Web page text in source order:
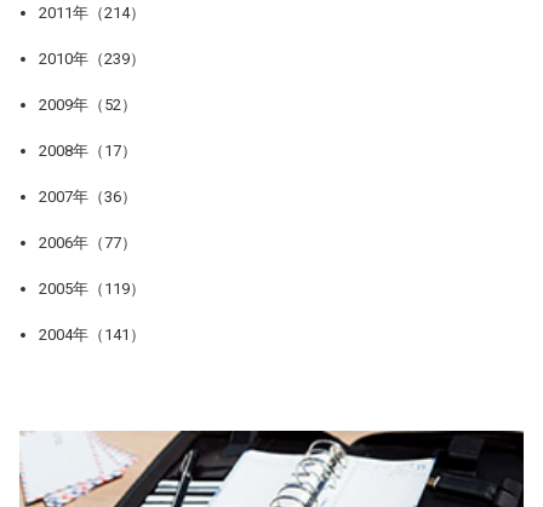
2011年（214）
2010年（239）
2009年（52）
2008年（17）
2007年（36）
2006年（77）
2005年（119）
2004年（141）